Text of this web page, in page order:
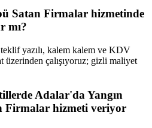
Satan Firmalar hizmetinde
mı?
yazılı, kalem kalem ve KDV
üzerinden çalışıyoruz; gizli maliyet
Adalar'da Yangın
Firmalar hizmeti veriyor